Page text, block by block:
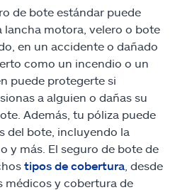
de bote estándar puede
lancha motora, velero o bote
en un accidente o dañado
como un incendio o un
puede protegerte si
a alguien o dañas su
Además, tu póliza puede
del bote, incluyendo la
y más. El seguro de bote de
tipos de cobertura , desde
médicos y cobertura de